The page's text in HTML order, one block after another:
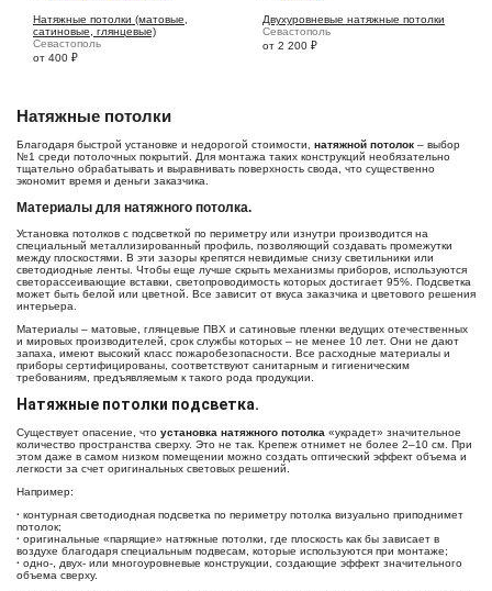
Натяжные потолки (матовые,
сатиновые, глянцевые)
Севастополь
от 400 ₽
Двухуровневые натяжные потолки
Севастополь
от 2 200 ₽
Натяжные потолки
Благодаря быстрой установке и недорогой стоимости, натяжной потолок – выбор
№1 среди потолочных покрытий. Для монтажа таких конструкций необязательно
тщательно обрабатывать и выравнивать поверхность свода, что существенно
экономит время и деньги заказчика.
Материалы для натяжного потолка.
Установка потолков с подсветкой по периметру или изнутри производится на
специальный металлизированный профиль, позволяющий создавать промежутки
между плоскостями. В эти зазоры крепятся невидимые снизу светильники или
светодиодные ленты. Чтобы еще лучше скрыть механизмы приборов, используются
светорассеивающие вставки, светопроводимость которых достигает 95%. Подсветка
может быть белой или цветной. Все зависит от вкуса заказчика и цветового решения
интерьера.
Материалы – матовые, глянцевые ПВХ и сатиновые пленки ведущих отечественных
и мировых производителей, срок службы которых – не менее 10 лет. Они не дают
запаха, имеют высокий класс пожаробезопасности. Все расходные материалы и
приборы сертифицированы, соответствуют санитарным и гигиеническим
требованиям, предъявляемым к такого рода продукции.
Натяжные потолки подсветка.
Существует опасение, что установка натяжного потолка «украдет» значительное
количество пространства сверху. Это не так. Крепеж отнимет не более 2–10 см. При
этом даже в самом низком помещении можно создать оптический эффект объема и
легкости за счет оригинальных световых решений.
Например:
· контурная светодиодная подсветка по периметру потолка визуально приподнимет
потолок;
· оригинальные «парящие» натяжные потолки, где плоскость как бы зависает в
воздухе благодаря специальным подвесам, которые используются при монтаже;
· одно-, двух- или многоуровневые конструкции, создающие эффект значительного
объема сверху.